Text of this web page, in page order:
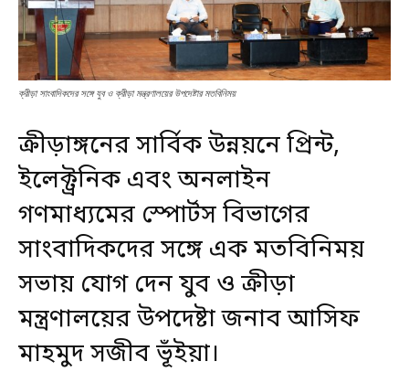
ক্রীড়া সাংবাদিকদের সঙ্গে যুব ও ক্রীড়া মন্ত্রণালয়ের উপদেষ্টার মতবিনিময়
ক্রীড়াঙ্গনের সার্বিক উন্নয়নে প্রিন্ট,
ইলেক্ট্রনিক এবং অনলাইন
গণমাধ্যমের স্পোর্টস বিভাগের
সাংবাদিকদের সঙ্গে এক মতবিনিময়
সভায় যোগ দেন যুব ও ক্রীড়া
মন্ত্রণালয়ের উপদেষ্টা জনাব আসিফ
মাহমুদ সজীব ভূঁইয়া।